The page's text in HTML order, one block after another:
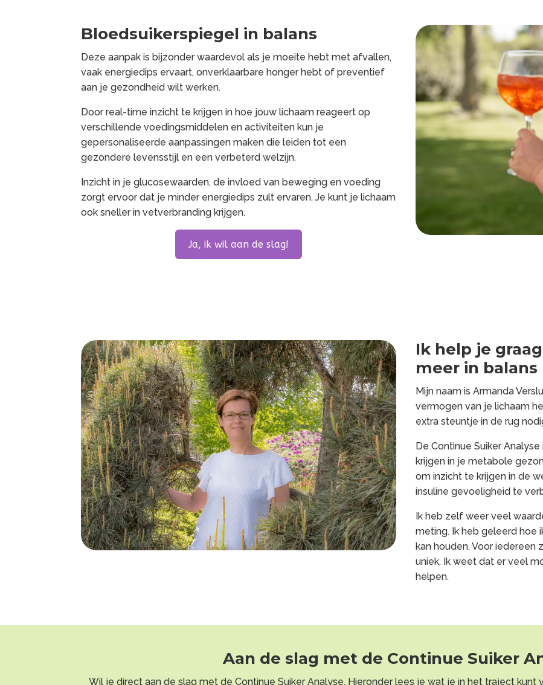
Bloedsuikerspiegel in balans
Deze aanpak is bijzonder waardevol als je moeite hebt met afvallen,
vaak energiedips ervaart, onverklaarbare honger hebt of preventief
aan je gezondheid wilt werken.
Door real-time inzicht te krijgen in hoe jouw lichaam reageert op
verschillende voedingsmiddelen en activiteiten kun je
gepersonaliseerde aanpassingen maken die leiden tot een
gezondere levensstijl en een verbeterd welzijn.
Inzicht in je glucosewaarden, de invloed van beweging en voeding
zorgt ervoor dat je minder energiedips zult ervaren. Je kunt je lichaam
ook sneller in vetverbranding krijgen.
Ja, ik wil aan de slag!
Ik help je
meer in
Mijn naam is Armanda
vermogen van je lichaam
extra steuntje in de rug
De Continue Suiker
krijgen in je metabole
om inzicht te krijgen in de
insuline gevoeligheid te
Ik heb zelf weer veel
meting. Ik heb geleerd hoe
kan houden. Voor iedereen
uniek. Ik weet dat er veel
helpen.
Aan de slag met de Continue Suiker
Wil je direct aan de slag met de Continue Suiker Analyse. Hieronder lees je wat je in het traject kunt